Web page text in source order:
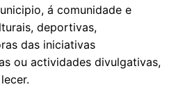
á comunidade e
deportivas,
das iniciativas
ou actividades divulgativas,